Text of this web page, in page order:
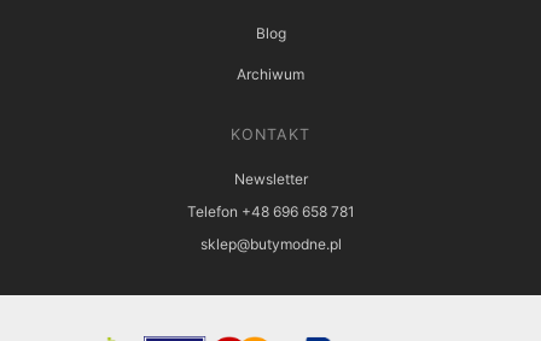
Blog
Archiwum
KONTAKT
Newsletter
Telefon +48 696 658 781
sklep@butymodne.pl